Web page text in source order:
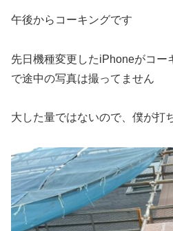
午後からコーキングです
先日機種変更したiPhoneがコー
で途中の写真は撮ってません
大した量ではないので、僕が打